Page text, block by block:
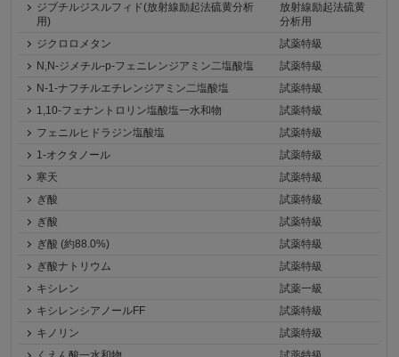
ジブチルジスルフィド(放射線励起法硫黄分析
用)
放射線励起法硫黄
分析用
ジクロロメタン
試薬特級
N,N-ジメチル-p-フェニレンジアミン二塩酸塩
試薬特級
N-1-ナフチルエチレンジアミン二塩酸塩
試薬特級
1,10-フェナントロリン塩酸塩一水和物
試薬特級
フェニルヒドラジン塩酸塩
試薬特級
1-オクタノール
試薬特級
寒天
試薬特級
ぎ酸
試薬特級
ぎ酸
試薬特級
ぎ酸 (約88.0%)
試薬特級
ぎ酸ナトリウム
試薬特級
キシレン
試薬一級
キシレンシアノールFF
試薬特級
キノリン
試薬特級